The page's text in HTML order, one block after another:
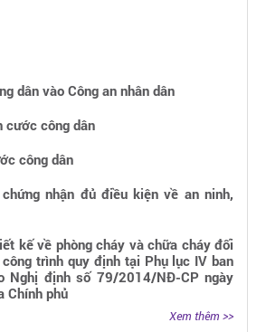
dân vào Công an nhân dân
cước công dân
công dân
nhận đủ điều kiện về an ninh,
kế về phòng cháy và chữa cháy đối
trình quy định tại Phụ lục IV ban
Nghị định số 79/2014/NĐ-CP ngày
phủ
Xem thêm >>